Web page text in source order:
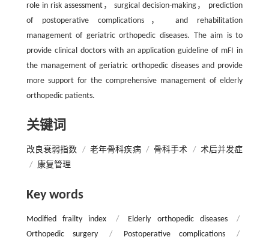
role in risk assessment， surgical decision-making， prediction
of postoperative complications， and rehabilitation
management of geriatric orthopedic diseases. The aim is to
provide clinical doctors with an application guideline of mFI in
the management of geriatric orthopedic diseases and provide
more support for the comprehensive management of elderly
orthopedic patients.
关键词
改良衰弱指数 / 老年骨科疾病 / 骨科手术 / 术后并发症
/
康复管理
Key words
Modified frailty index / Elderly orthopedic diseases
/
Orthopedic surgery
/ Postoperative complications
/